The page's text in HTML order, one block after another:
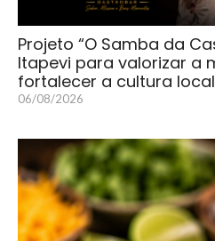
Projeto “O Samba da
Itapevi para valorizar a
fortalecer a cultura local
06/08/2026